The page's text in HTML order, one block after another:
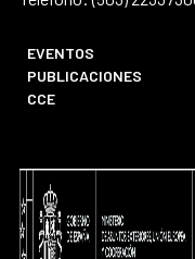
EVENTOS
PUBLICACIONES
CCE